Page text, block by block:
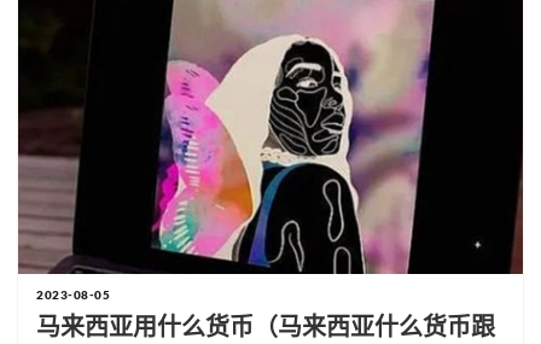
2023-08-05
马来西亚用什么货币（马来西亚什么货币跟